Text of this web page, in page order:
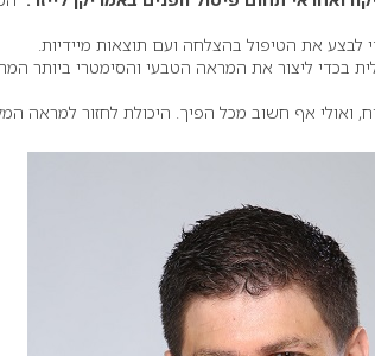
לבצע את הטיפול בהצלחה ועם תוצאות מיידיות.
בכדי ליצור את המראה הטבעי והסימטרי ביותר
ואולי אף חשוב מכל הפיך. היכולת לחזור למראה